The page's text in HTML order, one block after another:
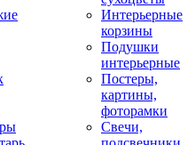
Интерьерные
корзины
Подушки
интерьерные
Постеры,
картины,
фоторамки
Свечи,